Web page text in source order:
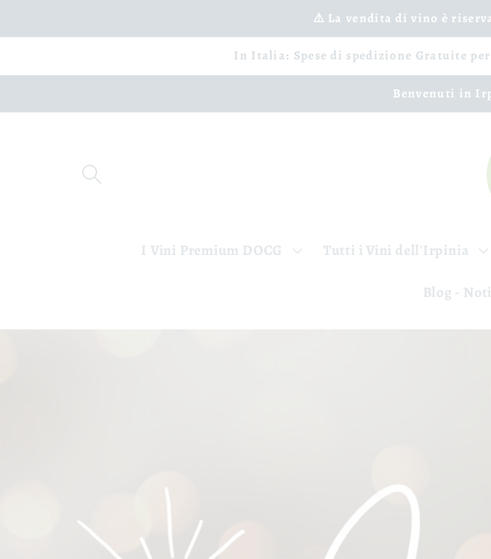
au
⚠️ La vendita di vino è
In Italia: Spese di spedizione Gratuite
Benvenuti in
I Vini Premium DOCG Tutti i Vini dell'Irpinia
Blog -